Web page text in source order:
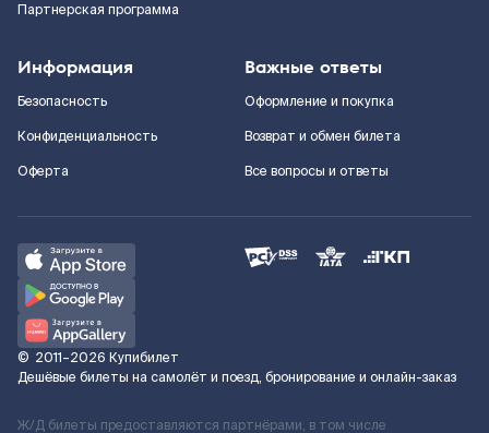
Партнерская программа
Информация
Безопасность
Конфиденциальность
Оферта
Важные ответы
Оформление и покупка
Возврат и обмен билета
Все вопросы и ответы
© 2011–2026 Купибилет
Дешёвые билеты на самолёт и поезд, бронирование и онлайн-заказ
Ж/Д билеты предоставляются партнёрами, в том числе